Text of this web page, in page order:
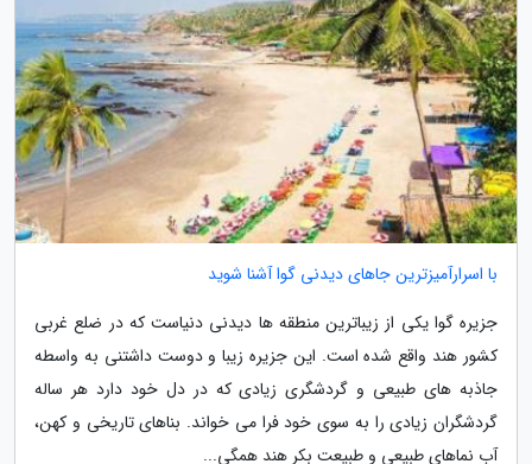
با اسرارآمیزترین جاهای دیدنی گوا آشنا شوید
جزیره گوا یکی از زیباترین منطقه ها دیدنی دنیاست که در ضلع غربی
کشور هند واقع شده است. این جزیره زیبا و دوست داشتنی به واسطه
جاذبه های طبیعی و گردشگری زیادی که در دل خود دارد هر ساله
گردشگران زیادی را به سوی خود فرا می خواند. بناهای تاریخی و کهن،
آب نماهای طبیعی و طبیعت بکر هند همگی...